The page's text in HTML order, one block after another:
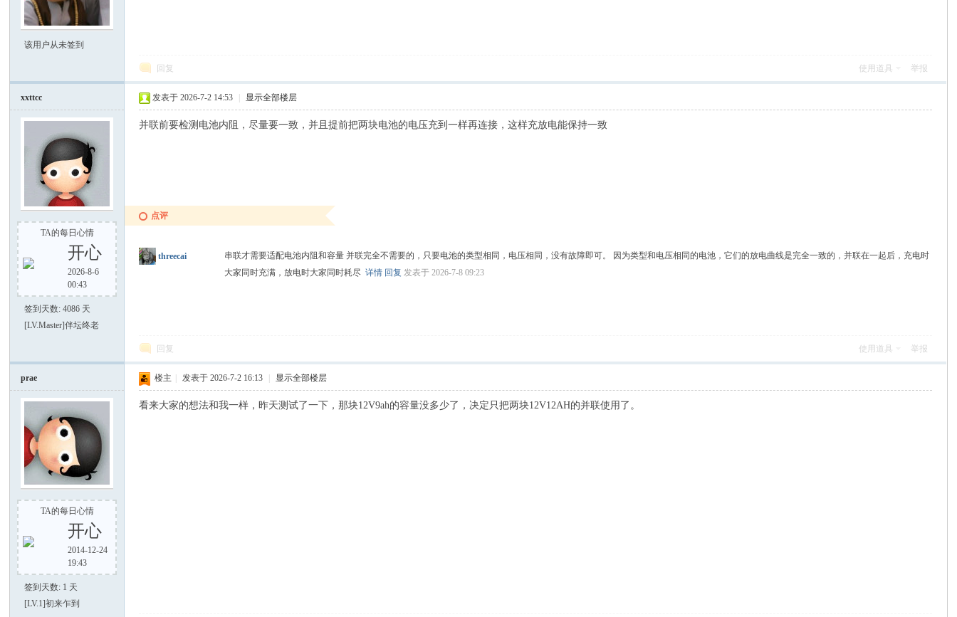
好
之
该用户从未签到
回复 使用道具 举报
xxttcc
TA的每日心情
开心
2026-8-6
00:43
签到天数: 4086 天
[LV.Master]伴坛终老
发表于 2026-7-2 14:53 显示全部楼层
并联前要检测电池内阻，尽量要一致，并且提前把两块电池的电压充到一样再连接，这样充放电能保持一致
点评
threecai
串联才需要适配电池内阻和容量 并联完全不需要的，只要电池的类型相同，电压相同，没有故障即可。 因为类型和电压相同的电池，它们的放电曲线是完全一致的，并联在一起后，充电时
大家同时充满，放电时大家同时耗尽详情 回复 发表于 2026-7-8 09:23
回复 使用道具 举报
prae
TA的每日心情
开心
2014-12-24
19:43
签到天数: 1 天
[LV.1]初来乍到
楼主 发表于 2026-7-2 16:13 显示全部楼层
看来大家的想法和我一样，昨天测试了一下，那块12V9ah的容量没多少了，决定只把两块12V12AH的并联使用了。